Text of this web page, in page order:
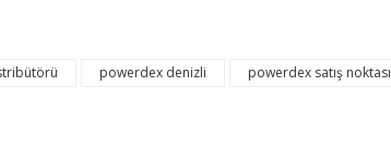
powerdex denizli powerdex satış noktası